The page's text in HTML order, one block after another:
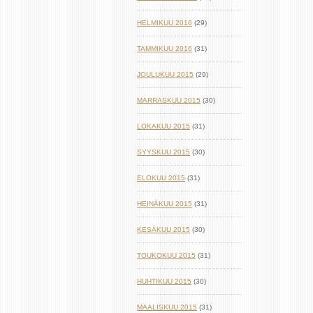
HELMIKUU 2016 (29)
TAMMIKUU 2016 (31)
JOULUKUU 2015 (29)
MARRASKUU 2015 (30)
LOKAKUU 2015 (31)
SYYSKUU 2015 (30)
ELOKUU 2015 (31)
HEINÄKUU 2015 (31)
KESÄKUU 2015 (30)
TOUKOKUU 2015 (31)
HUHTIKUU 2015 (30)
MAALISKUU 2015 (31)